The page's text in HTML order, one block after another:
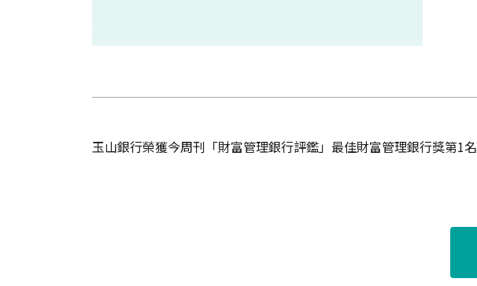
玉山銀行榮獲今周刊「財富管理銀行評鑑」最佳財富管理銀行獎第1名